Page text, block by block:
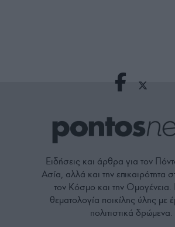
Ειδήσεις και άρθρα για τον
Ασία, αλλά και την επικαιρότητα
τον Κόσμο και την
θεματολογία ποικίλης ύλης με
πολιτιστικά δρώμενα.